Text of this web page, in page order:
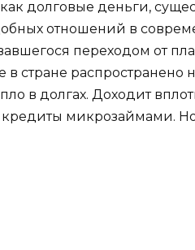
долговые деньги,
отношений в
переходом от
стране распространено
в долгах. Доходит
микрозаймами.